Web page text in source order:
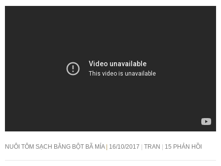
NUÔI TÔM SẠCH BẰNG BỘT BÃ MÍA 16/10/2017 TRAN 15 PHẢN HỒI